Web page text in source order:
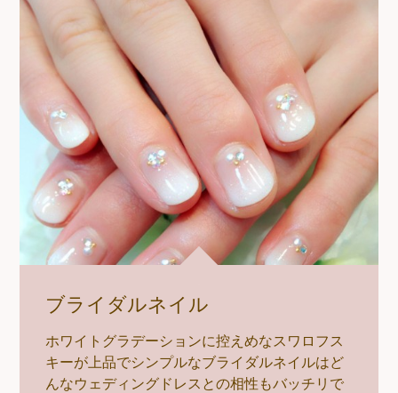
ブライダルネイル
ホワイトグラデーションに控えめなスワロフス
キーが上品でシンプルなブライダルネイルはど
んなウェディングドレスとの相性もバッチリで